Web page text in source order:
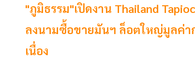
"ภูมิธรรม"เปิดงาน Thailand
ลงนามซื้อขายมันฯ ล็อตใหญ่มูลค่
เนื่อง